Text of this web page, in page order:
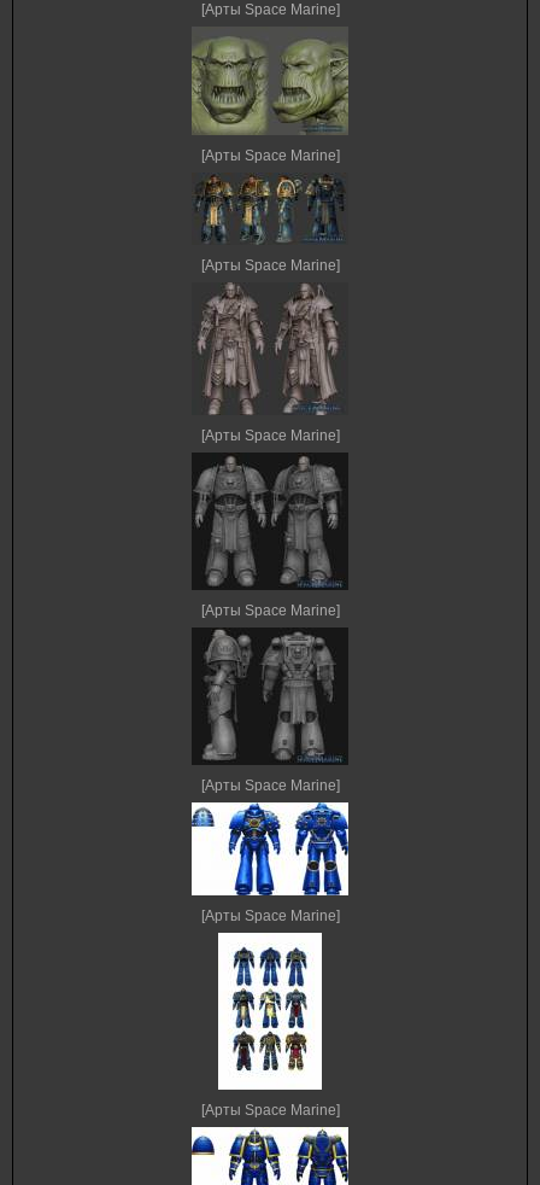
[Арты Space Marine]
[Арты Space Marine]
[Арты Space Marine]
[Арты Space Marine]
[Арты Space Marine]
[Арты Space Marine]
[Арты Space Marine]
[Арты Space Marine]